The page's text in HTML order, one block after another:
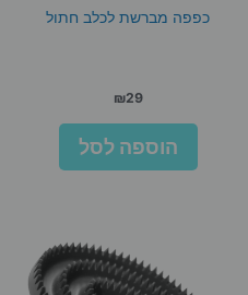
כפפה מברשת לכלב חתול
₪29
הוספה לסל